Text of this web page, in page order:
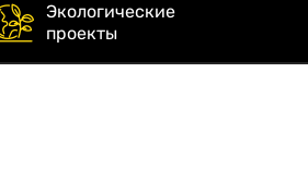
Экологические
проекты